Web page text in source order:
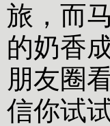
旅，而
的奶香
朋友圈
信你试